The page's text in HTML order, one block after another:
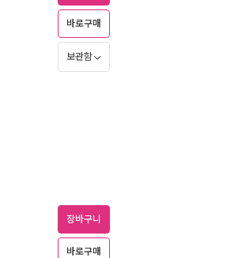
바로구매
보관함
장바구니
바로구매